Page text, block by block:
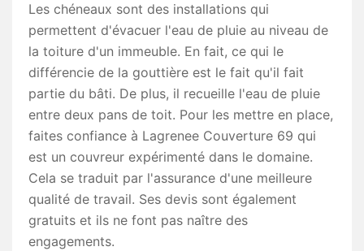
Les chéneaux sont des installations qui
permettent d'évacuer l'eau de pluie au niveau de
la toiture d'un immeuble. En fait, ce qui le
différencie de la gouttière est le fait qu'il fait
partie du bâti. De plus, il recueille l'eau de pluie
entre deux pans de toit. Pour les mettre en place,
faites confiance à Lagrenee Couverture 69 qui
est un couvreur expérimenté dans le domaine.
Cela se traduit par l'assurance d'une meilleure
qualité de travail. Ses devis sont également
gratuits et ils ne font pas naître des
engagements.